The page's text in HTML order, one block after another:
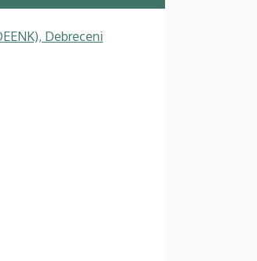
Debreceni